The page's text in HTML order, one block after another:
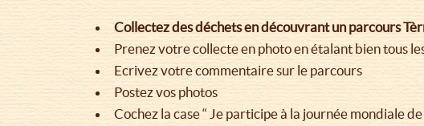
Collectez des déchets en découvrant un parcours
Prenez votre collecte en photo en étalant bien tous
Ecrivez votre commentaire sur le parcours
Postez vos photos
Cochez la case “ Je participe à la journée mondiale de